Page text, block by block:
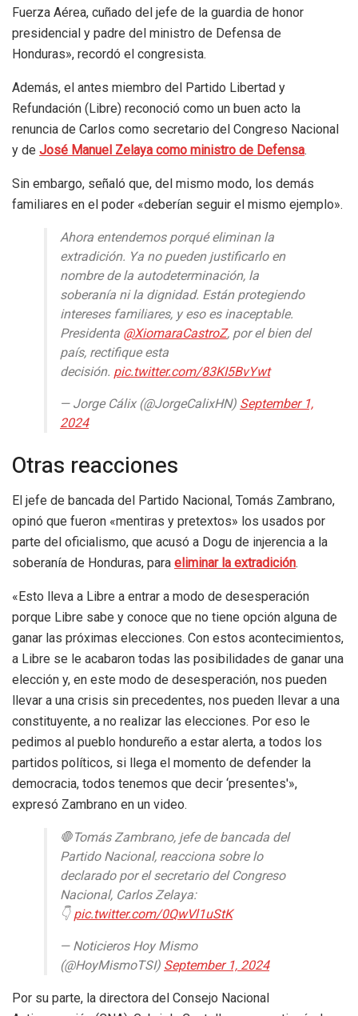
Fuerza Aérea, cuñado del jefe de la guardia de honor
presidencial y padre del ministro de Defensa de
Honduras», recordó el congresista.
Además, el antes miembro del Partido Libertad y
Refundación (Libre) reconoció como un buen acto la
renuncia de Carlos como secretario del Congreso Nacional
y de José Manuel Zelaya como ministro de Defensa.
Sin embargo, señaló que, del mismo modo, los demás
familiares en el poder «deberían seguir el mismo ejemplo».
Ahora entendemos porqué eliminan la
extradición. Ya no pueden justificarlo en
nombre de la autodeterminación, la
soberanía ni la dignidad. Están protegiendo
intereses familiares, y eso es inaceptable.
Presidenta @XiomaraCastroZ, por el bien del
país, rectifique esta
decisión. pic.twitter.com/83KI5BvYwt
— Jorge Cálix (@JorgeCalixHN)September 1,
2024
Otras reacciones
El jefe de bancada del Partido Nacional, Tomás Zambrano,
opinó que fueron «mentiras y pretextos» los usados por
parte del oficialismo, que acusó a Dogu de injerencia a la
soberanía de Honduras, para eliminar la extradición.
«Esto lleva a Libre a entrar a modo de desesperación
porque Libre sabe y conoce que no tiene opción alguna de
ganar las próximas elecciones. Con estos acontecimientos,
a Libre se le acabaron todas las posibilidades de ganar una
elección y, en este modo de desesperación, nos pueden
llevar a una crisis sin precedentes, nos pueden llevar a una
constituyente, a no realizar las elecciones. Por eso le
pedimos al pueblo hondureño a estar alerta, a todos los
partidos políticos, si llega el momento de defender la
democracia, todos tenemos que decir ‘presentes'»,
expresó Zambrano en un video.
🛑Tomás Zambrano, jefe de bancada del
Partido Nacional, reacciona sobre lo
declarado por el secretario del Congreso
Nacional, Carlos Zelaya:
👇pic.twitter.com/0QwVl1uStK
— Noticieros Hoy Mismo
(@HoyMismoTSI)September 1, 2024
Por su parte, la directora del Consejo Nacional